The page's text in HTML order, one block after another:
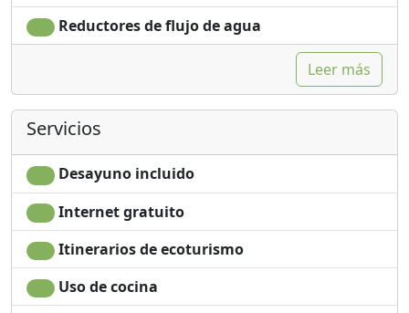
Reductores de flujo de agua
Leer más
Servicios
Desayuno incluido
Internet gratuito
Itinerarios de ecoturismo
Uso de cocina